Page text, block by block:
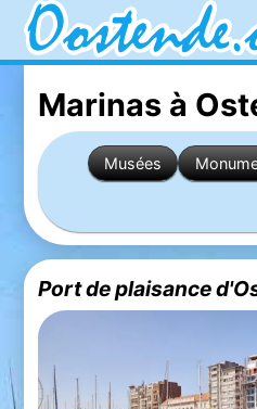
Marinas à
Musées
Port de plaisance